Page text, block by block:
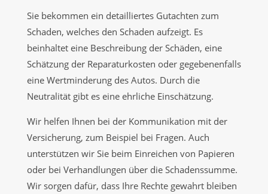
Sie bekommen ein detailliertes Gutachten zum
Schaden, welches den Schaden aufzeigt. Es
beinhaltet eine Beschreibung der Schäden, eine
Schätzung der Reparaturkosten oder gegebenenfalls
eine Wertminderung des Autos. Durch die
Neutralität gibt es eine ehrliche Einschätzung.
Wir helfen Ihnen bei der Kommunikation mit der
Versicherung, zum Beispiel bei Fragen. Auch
unterstützen wir Sie beim Einreichen von Papieren
oder bei Verhandlungen über die Schadenssumme.
Wir sorgen dafür, dass Ihre Rechte gewahrt bleiben